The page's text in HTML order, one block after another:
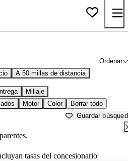
Ordenar
A 50 millas de distancia
Millaje
Motor Color Borrar todo
Guardar
tasas del concesionario